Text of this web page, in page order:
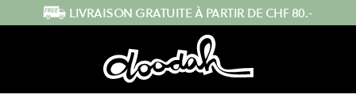
Skip to ContentLIVRAISON GRATUITE À PARTIR DE CHF 80.-